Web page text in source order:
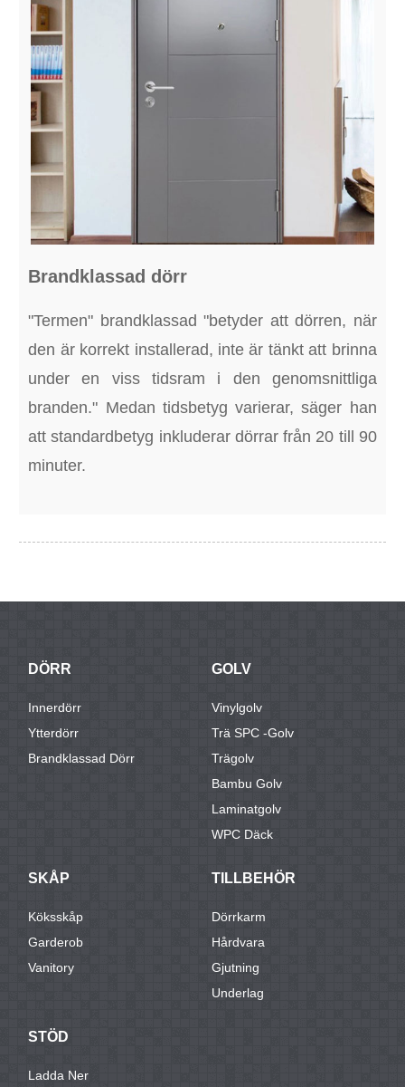
Brandklassad dörr
"Termen" brandklassad "betyder att dörren, när
den är korrekt installerad, inte är tänkt att brinna
under en viss tidsram i den genomsnittliga
branden." Medan tidsbetyg varierar, säger han
att standardbetyg inkluderar dörrar från 20 till 90
minuter.
DÖRR
Innerdörr
Ytterdörr
Brandklassad Dörr
GOLV
Vinylgolv
Trä SPC -golv
Trägolv
Bambu Golv
Laminatgolv
WPC Däck
SKÅP
Köksskåp
Garderob
Vanitory
TILLBEHÖR
Dörrkarm
Hårdvara
Gjutning
Underlag
STÖD
Ladda Ner